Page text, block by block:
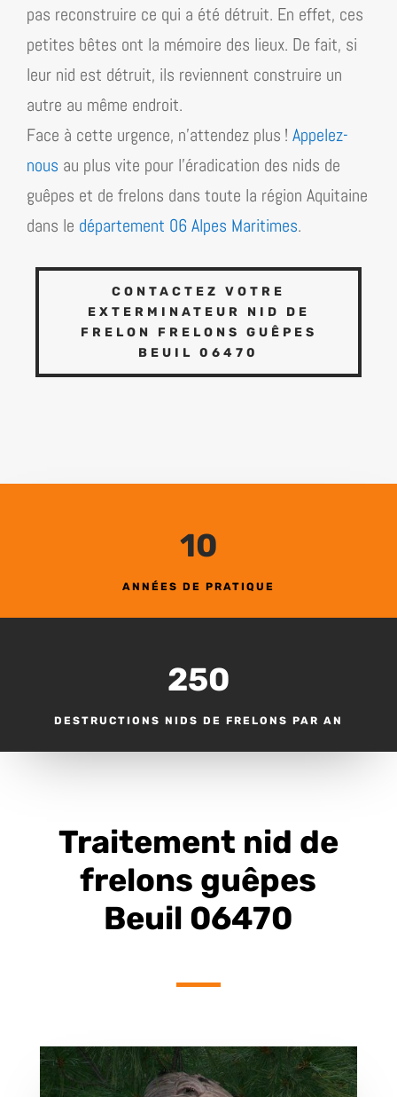
pas reconstruire ce qui a été détruit. En effet, ces
petites bêtes ont la mémoire des lieux. De fait, si
leur nid est détruit, ils reviennent construire un
autre au même endroit.
Face à cette urgence, n’attendez plus ! Appelez-
nous au plus vite pour l’éradication des nids de
guêpes et de frelons dans toute la région Aquitaine
dans le département 06 Alpes Maritimes.
CONTACTEZ VOTRE
EXTERMINATEUR NID DE
FRELON FRELONS GUÊPES
BEUIL 06470
10
ANNÉES DE PRATIQUE
250
DESTRUCTIONS NIDS DE FRELONS PAR AN
Traitement nid de
frelons guêpes
Beuil 06470